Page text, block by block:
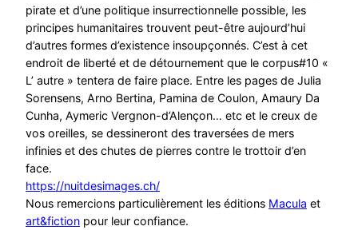
pirate et d’une politique insurrectionnelle possible, les
principes humanitaires trouvent peut-être aujourd’hui
d’autres formes d’existence insoupçonnés. C’est à cet
endroit de liberté et de détournement que le corpus#10 «
L’ autre » tentera de faire place. Entre les pages de Julia
Sorensens, Arno Bertina, Pamina de Coulon, Amaury Da
Cunha, Aymeric Vergnon-d’Alençon… etc et le creux de
vos oreilles, se dessineront des traversées de mers
infinies et des chutes de pierres contre le trottoir d’en
face.
https://nuitdesimages.ch/
Nous remercions particulièrement les éditions Macula et
art&fiction pour leur confiance.